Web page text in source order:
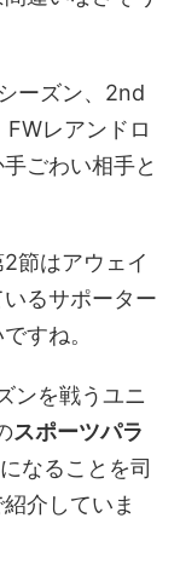
ーズン、2nd
レアンドロ
ごわい相手と
節はアウェイ
るサポーター
すね。
ンを戦うユニ
スポーツパラ
なることを司
介していま